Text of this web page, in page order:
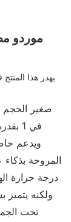
موردو
يهدر هذا
ويدعم
المروحة
درجة حرارة
ولكنه
تحت